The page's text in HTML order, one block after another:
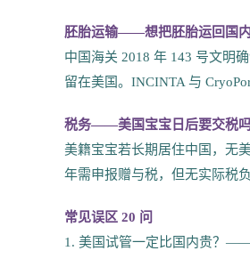
胚胎运输——想把胚胎运回国内
中国海关 2018 年 143 号文明
留在美国。INCINTA 与
税务——美国宝宝日后要交税吗
美籍宝宝若长期居住中国，无
年需申报赠与税，但无实际税
常见误区 20 问
1. 美国试管一定比国内贵？